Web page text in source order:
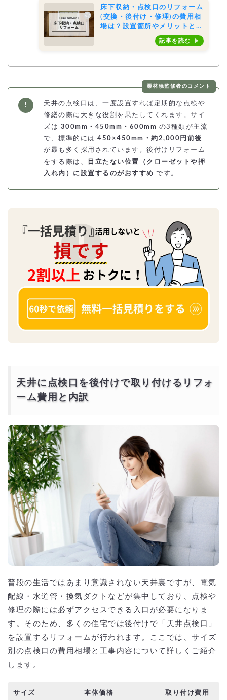
床下収納・点検口のリフォーム
(交換・後付け・修理)の費用相
場は？設置箇所やメリットとデ
メリットもご紹介
記事を読む
栗林暁監修者のコメント
天井の点検口は、一度設置すれば定期的な点検や
修繕の際に大きな役割を果たしてくれます。サイ
ズは 300mm・450mm・600mm の3種類が主流
で、標準的には 450×450mm・約2,000円前後
が最も多く採用されています。後付けリフォーム
をする際は、
目立たない位置（クローゼットや押
入れ内）に設置するのがおすすめ です。
天井に点検口を後付けで取り付けるリフォ
ーム費用と内訳
普段の生活ではあまり意識されない天井裏ですが、電気
配線・水道管・換気ダクトなどが集中しており、点検や
修理の際には必ずアクセスできる入口が必要になりま
す。そのため、多くの住宅では後付けで「天井点検口」
を設置するリフォームが行われます。ここでは、サイズ
別の点検口の費用相場と工事内容について詳しくご紹介
します。
サイズ 本体価格 取り付け費用